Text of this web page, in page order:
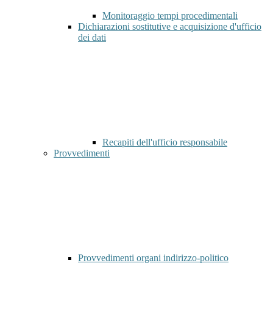
Monitoraggio tempi procedimentali
Dichiarazioni sostitutive e acquisizione d'ufficio
dei dati
Recapiti dell'ufficio responsabile
Provvedimenti
Provvedimenti organi indirizzo-politico